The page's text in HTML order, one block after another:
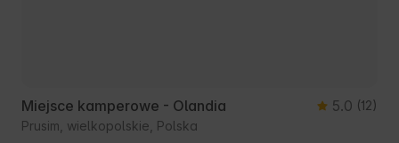
Miejsce kamperowe - Olandia 5.0 (12)
Prusim, wielkopolskie, Polska